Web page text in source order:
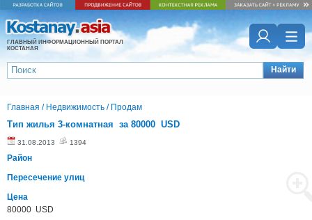
ГЛАВНЫЙ ИНФОРМАЦИОННЫЙ ПОРТАЛ
КОСТАНАЯ
Найти
Главная / Недвижимость / Продам
Тип жилья 3-комнатная за 80000 USD
31.08.2013 1394
Район
Пересечение улиц
Цена
80000 USD